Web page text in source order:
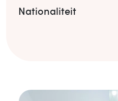
Nationaliteit